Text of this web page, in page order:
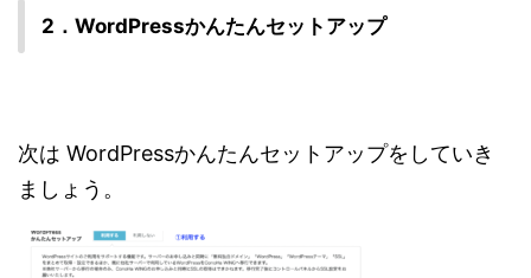
2．WordPressかんたんセットアップ
次は WordPressかんたんセットアップをしていき
ましょう。